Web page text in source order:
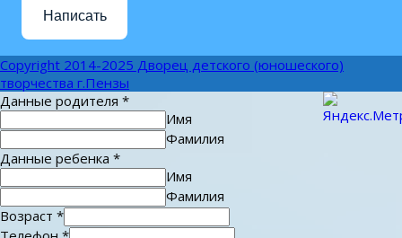
Написать
Copyright 2014-2025 Дворец детского (юношеского)
творчества г.Пензы
Данные родителя *
Имя
Фамилия
Данные ребенка *
Имя
Фамилия
Возраст *